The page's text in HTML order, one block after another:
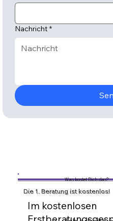
Nachricht *
Was kostet Dich das?
Die 1. Beratung ist kostenlos!
Im kostenlosen